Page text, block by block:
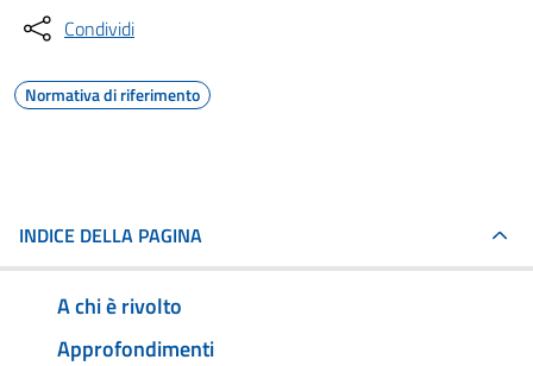
Condividi
Normativa di riferimento
INDICE DELLA PAGINA
A chi è rivolto
Approfondimenti